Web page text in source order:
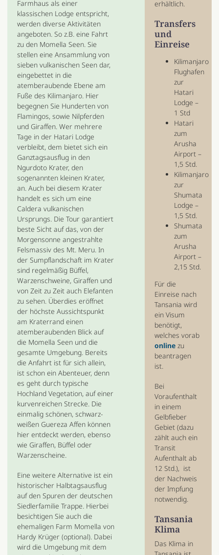
Farmhaus als einer
klassischen Lodge entspricht,
werden diverse Aktivitäten
angeboten. So z.B. eine Fahrt
zu den Momella Seen. Sie
stellen eine Ansammlung von
sieben vulkanischen Seen dar,
eingebettet in die
atemberaubende Ebene am
Fuße des Kilimanjaro. Hier
begegnen Sie Hunderten von
Flamingos, sowie Nilpferden
und Giraffen. Wer mehrere
Tage in der Hatari Lodge
verbleibt, dem bietet sich ein
Ganztagsausflug in den
Ngurdoto Krater, den
sogenannten kleinen Krater,
an. Auch bei diesem Krater
handelt es sich um eine
Caldera vulkanischen
Ursprungs. Die Tour garantiert
beste Sicht auf das, von der
Morgensonne angestrahlte
Felsmassiv des Mt. Meru. In
der Sumpflandschaft im Krater
sind regelmäßig Büffel,
Warzenschweine, Giraffen und
von Zeit zu Zeit auch Elefanten
zu sehen. Überdies eröffnet
der höchste Aussichtspunkt
am Kraterrand einen
atemberaubenden Blick auf
die Momella Seen und die
gesamte Umgebung. Bereits
die Anfahrt ist für sich allein,
ist schon ein Abenteuer, denn
es geht durch typische
Hochland Vegetation, auf einer
kurvenreichen Strecke. Die
einmalig schönen, schwarz-
weißen Guereza Affen können
hier entdeckt werden, ebenso
wie Giraffen, Büffel oder
Warzenscheine.
Eine weitere Alternative ist ein
historischer Halbtagsausflug
auf den Spuren der deutschen
Siedlerfamilie Trappe. Hierbei
besichtigen Sie auch die
ehemaligen Farm Momella von
Hardy Krüger (optional). Dabei
wird die Umgebung mit dem
erhältlich.
Transfers
und
Einreise
Kilimanjaro
Flughafen
zur
Hatari
Lodge –
1 Std
Hatari
zum
Arusha
Airport –
1,5 Std.
Kilimanjaro
zur
Shumata
Lodge –
1,5 Std.
Shumata
zum
Arusha
Airport –
2,15 Std.
Für die
Einreise nach
Tansania wird
ein Visum
benötigt,
welches vorab
online zu
beantragen
ist.
Bei
Voraufenthalt
in einem
Gelbfieber
Gebiet (dazu
zählt auch ein
Transit
Aufenthalt ab
12 Std.), ist
der Nachweis
der Impfung
notwendig.
Tansania
Klima
Das Klima in